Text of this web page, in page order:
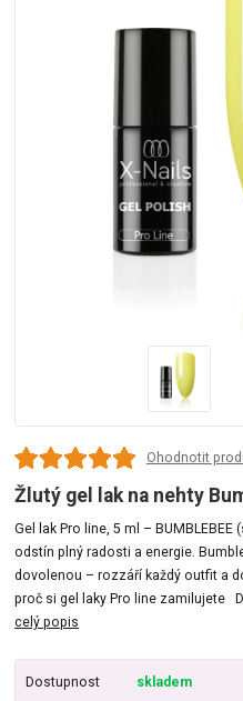
Ohodnotit
Žlutý gel lak na nehty
Gel lak Pro line, 5 ml –
odstín plný radosti a energie.
dovolenou – rozzáří každý outfit a
proč si gel laky Pro line zamilujete
celý popis
Dostupnost skladem